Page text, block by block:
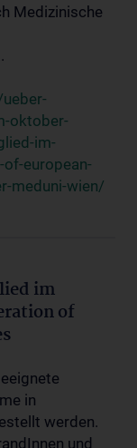
Medizinische
oktober-
im-
european-
meduni-wien/
im
of
in
werden.
und